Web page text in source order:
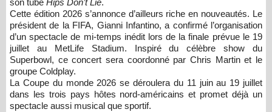
son tube Hips Don’t Lie.
Cette édition 2026 s’annonce d’ailleurs riche en nouveautés. Le
président de la FIFA, Gianni Infantino, a confirmé l’organisation
d’un spectacle de mi-temps inédit lors de la finale prévue le 19
juillet au
MetLife Stadium. Inspiré du célèbre show du
Superbowl, ce concert sera coordonné par Chris Martinet le
groupe Coldplay.
La Coupe du monde 2026 se déroulera du 11 juin au 19 juillet
dans les trois pays hôtes nord-américains et promet déjà un
spectacle aussi musical que sportif.